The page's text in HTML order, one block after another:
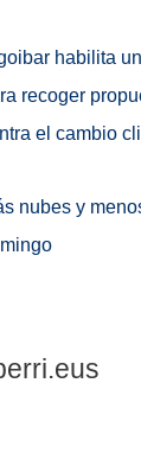
habilita
recoger
el cambio
nubes y